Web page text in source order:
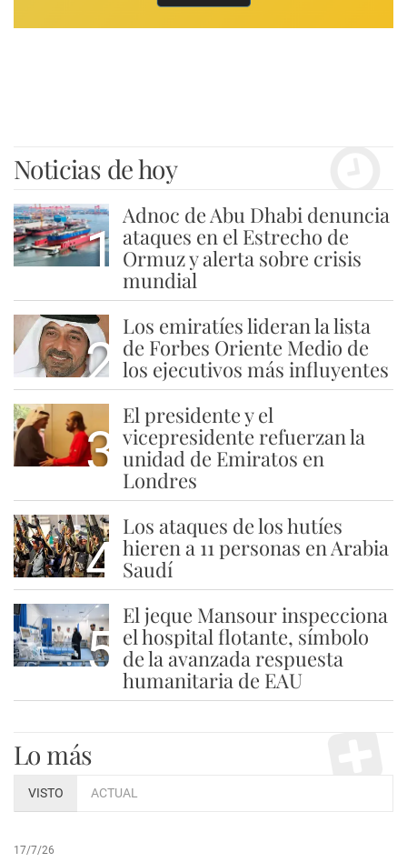
Noticias de hoy
1
Adnoc de Abu Dhabi denuncia
ataques en el Estrecho de
Ormuz y alerta sobre crisis
mundial
2
Los emiratíes lideran la lista
de Forbes Oriente Medio de
los ejecutivos más influyentes
3
El presidente y el
vicepresidente refuerzan la
unidad de Emiratos en
Londres
4
Los ataques de los hutíes
hieren a 11 personas en Arabia
Saudí
5
El jeque Mansour inspecciona
el hospital flotante, símbolo
de la avanzada respuesta
humanitaria de EAU
Lo más
VISTO ACTUAL
17/7/26